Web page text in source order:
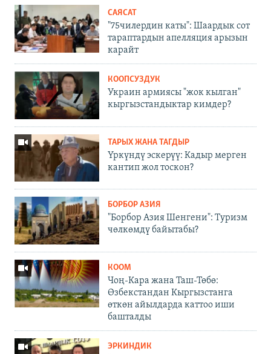
САЯСАТ
"75чилердин каты": Шаардык сот
тараптардын апелляция арызын
карайт
КООПСУЗДУК
Украин армиясы "жок кылган"
кыргызстандыктар кимдер?
ТАРЫХ ЖАНА ТАГДЫР
Үркүндү эскерүү: Кадыр мерген
кантип жол тоскон?
БОРБОР АЗИЯ
"Борбор Азия Шенгени": Туризм
чөлкөмдү байытабы?
КООМ
Чоң-Кара жана Таш-Төбө:
Өзбекстандан Кыргызстанга
өткөн айылдарда каттоо иши
башталды
ЭРКИНДИК